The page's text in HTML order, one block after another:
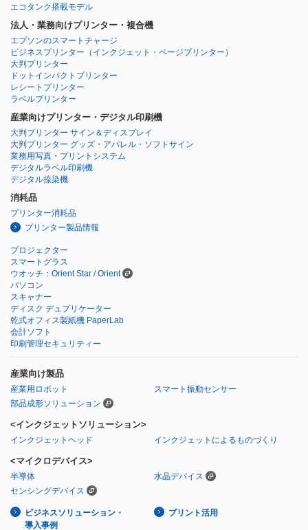
エコタンク搭載モデル
法人・業務向けプリンター・複合機
エプソンのスマートチャージ
ビジネスプリンター （インクジェット・ページプリンター）
大判プリンター
ドットインパクトプリンター
レシートプリンター
ラベルプリンター
産業向けプリンター・デジタル印刷機
大判プリンター サイン＆ディスプレイ
大判プリンター グッズ・アパレル・ソフトサイン
業務用写真・プリントシステム
デジタルラベル印刷機
デジタル捺染機
消耗品
プリンター消耗品
プリンター製品情報
プロジェクター
スマートグラス
ウオッチ：Orient Star / Orient
パソコン
スキャナー
ディスク デュプリケーター
乾式オフィス製紙機 PaperLab
会計ソフト
印刷管理セキュリティー
産業向け製品
産業用ロボット
スマート振動センサー
部品成形ソリューション
<インクジェットソリューション>
インクジェットヘッド インクジェットによるものづくり
<マイクロデバイス>
半導体
水晶デバイス
センシングデバイス
ビジネスソリューション・
導入事例
プリント活用